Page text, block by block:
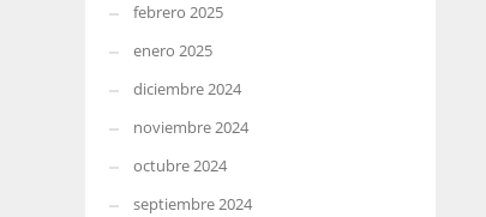
febrero 2025
enero 2025
diciembre 2024
noviembre 2024
octubre 2024
septiembre 2024